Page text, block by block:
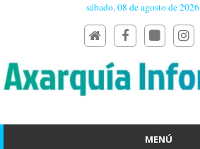
sábado, 08 de agosto de 2026
MENÚ